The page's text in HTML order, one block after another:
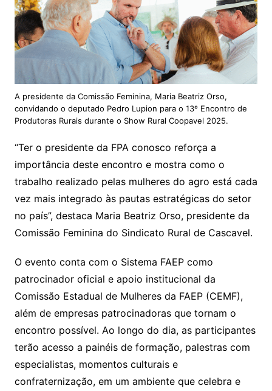
A presidente da Comissão Feminina, Maria Beatriz Orso,
convidando o deputado Pedro Lupion para o 13º Encontro de
Produtoras Rurais durante o Show Rural Coopavel 2025.
“Ter o presidente da FPA conosco reforça a
importância deste encontro e mostra como o
trabalho realizado pelas mulheres do agro está cada
vez mais integrado às pautas estratégicas do setor
no país”, destaca Maria Beatriz Orso, presidente da
Comissão Feminina do Sindicato Rural de Cascavel.
O evento conta com o Sistema FAEP como
patrocinador oficial e apoio institucional da
Comissão Estadual de Mulheres da FAEP (CEMF),
além de empresas patrocinadoras que tornam o
encontro possível. Ao longo do dia, as participantes
terão acesso a painéis de formação, palestras com
especialistas, momentos culturais e
confraternização, em um ambiente que celebra e